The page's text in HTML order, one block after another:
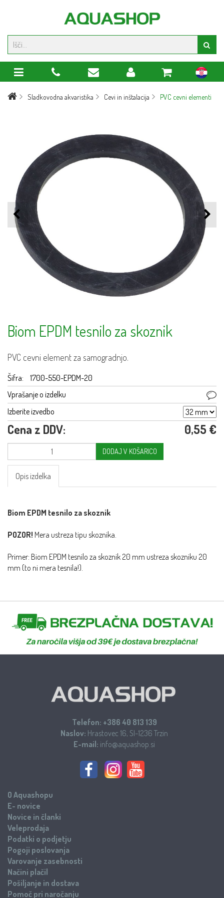
hr
Sladkovodna akvaristika Cevi in inštalacija PVC cevni elementi
Biom EPDM tesnilo za skoznik
PVC cevni element za samogradnjo.
Šifra:
1700-550-EPDM-20
Vprašanje o izdelku
Izberite izvedbo
Cena z DDV: 0,55 €
DODAJ V KOŠARICO
Opis izdelka
Biom EPDM tesnilo za skoznik
POZOR! Mera ustreza tipu skoznika.
Primer: Biom EPDM tesnilo za skoznik 20 mm ustreza skozniku 20
mm (to ni mera tesnila!).
Telefon: +386 40 813 139
Naslov: Hrastovec 16, SI-1236 Trzin
E-mail: info@aquashop.si
O Aquashopu
E- novice
Novice in članki
Veleprodaja
Podatki o podjetju
Pogoji poslovanja
Varovanje zasebnosti
Načini plačil
Pošiljanje in dostava
Pomoč pri naročanju